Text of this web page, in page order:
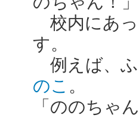
校内にあっ
す。
例えば、ふ
のこ 。
「ののちゃ